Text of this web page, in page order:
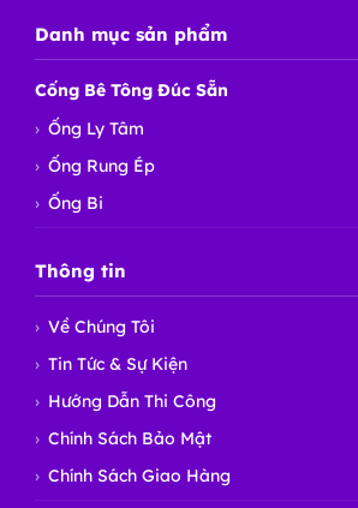
Danh mục sản phẩm
Cống Bê Tông Đúc Sẵn
Ống Ly Tâm
Ống Rung Ép
Ống Bi
Thông tin
Về Chúng Tôi
Tin Tức & Sự Kiện
Hướng Dẫn Thi Công
Chính Sách Bảo Mật
Chính Sách Giao Hàng